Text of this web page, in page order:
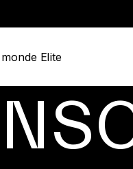
monde Elite